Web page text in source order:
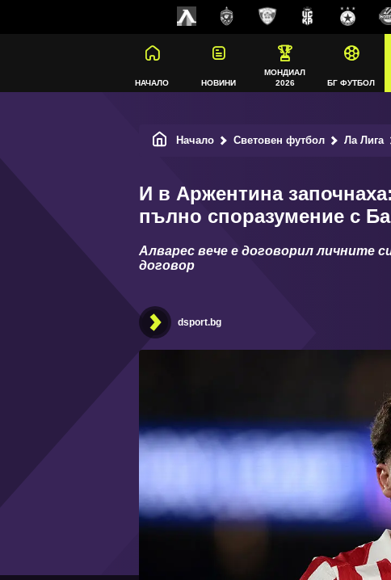
НАЧАЛО НОВИНИ
МОНДИАЛ
2026
БГ ФУТБОЛ
Начало Световен футбол Ла Лига
И в Аржентина
пълно споразумение с
Алварес вече е договорил личните
договор
dsport.bg